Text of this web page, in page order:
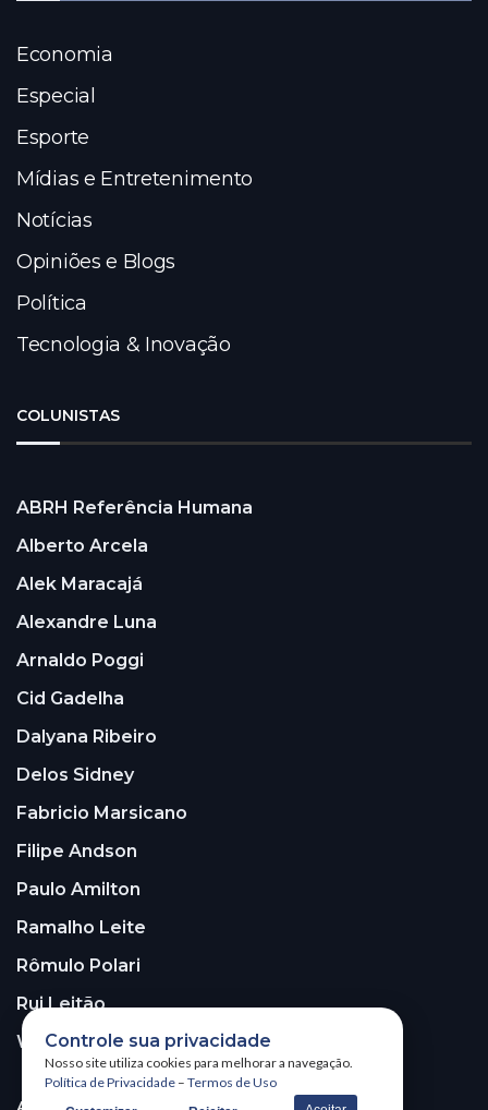
Economia
Especial
Esporte
Mídias e Entretenimento
Notícias
Opiniões e Blogs
Política
Tecnologia & Inovação
COLUNISTAS
ABRH Referência Humana
Alberto Arcela
Alek Maracajá
Alexandre Luna
Arnaldo Poggi
Cid Gadelha
Dalyana Ribeiro
Delos Sidney
Fabricio Marsicano
Filipe Andson
Paulo Amilton
Ramalho Leite
Rômulo Polari
Rui Leitão
Walter Santos
Controle sua privacidade
Nosso site utiliza cookies para melhorar a navegação.
Política de Privacidade – Termos de Uso